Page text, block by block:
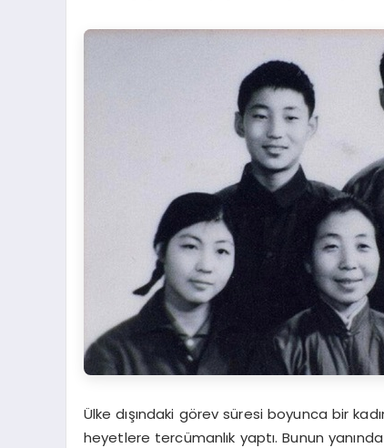
Ülke dışındaki görev süresi boyunca bir
heyetlere tercümanlık yaptı. Bunun